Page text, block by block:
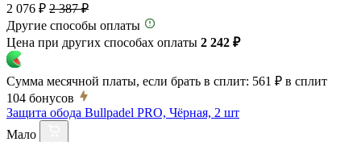
2 076 ₽ 2 387 ₽
Другие способы оплаты
Цена при других способах оплаты 2 242 ₽
Сумма месячной платы, если брать в сплит: 561 ₽ в сплит
104 бонусов
Защита обода Bullpadel PRO, Чёрная, 2 шт
Мало